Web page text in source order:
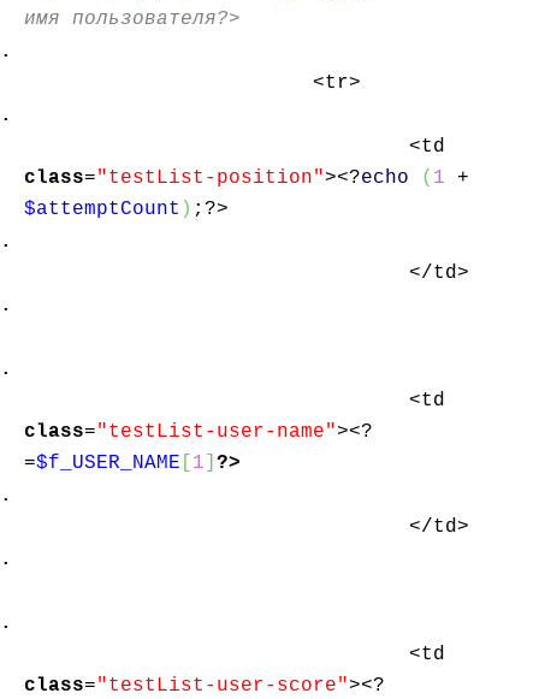
имя пользователя?>
<tr>
<td
class="testList-position"><?echo ( 1 +
$attemptCount ) ;?>
</td>
<td
class="testList-user-name"><?
=$f_USER_NAME 1 ?>
</td>
<td
class="testList-user-score"><?